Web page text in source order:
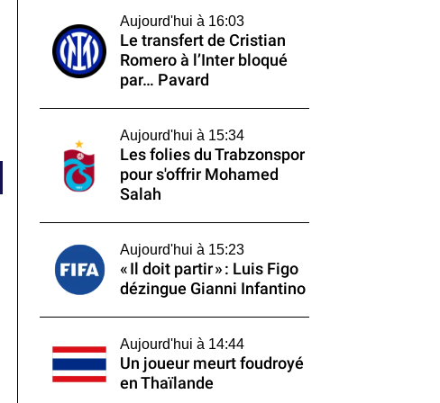
Aujourd'hui à 16:03
Le transfert de Cristian
Romero à l’Inter bloqué
par… Pavard
Aujourd'hui à 15:34
Les folies du Trabzonspor
pour s'offrir Mohamed
Salah
Aujourd'hui à 15:23
« Il doit partir » : Luis Figo
dézingue Gianni Infantino
Aujourd'hui à 14:44
Un joueur meurt foudroyé
en Thaïlande